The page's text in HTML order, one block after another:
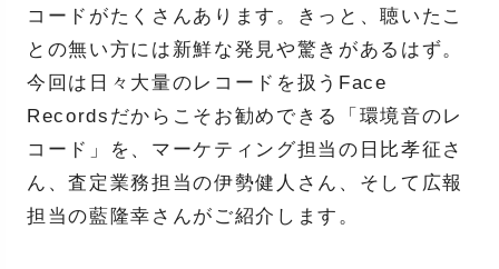
コードがたくさんあります。きっと、聴いたこ
との無い方には新鮮な発見や驚きがあるはず。
今回は日々大量のレコードを扱うFace
Recordsだからこそお勧めできる「環境音のレ
コード」を、マーケティング担当の日比孝征さ
ん、査定業務担当の伊勢健人さん、そして広報
担当の藍隆幸さんがご紹介します。